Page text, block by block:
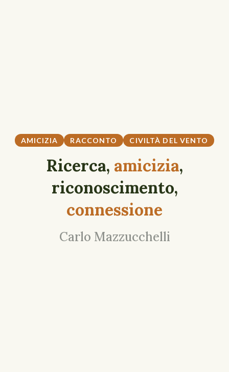
AMICIZIA RACCONTO CIVILTÀ DEL VENTO
Ricerca, amicizia,
riconoscimento,
connessione
Carlo Mazzucchelli